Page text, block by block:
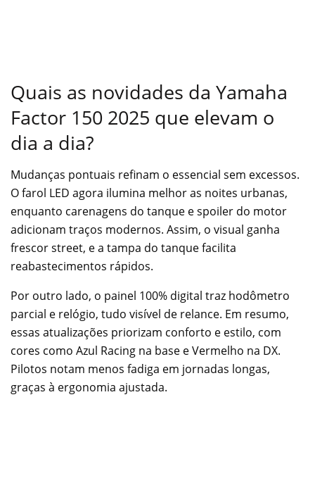
Quais as novidades da Yamaha
Factor 150 2025 que elevam o
dia a dia?
Mudanças pontuais refinam o essencial sem excessos.
O farol LED agora ilumina melhor as noites urbanas,
enquanto carenagens do tanque e spoiler do motor
adicionam traços modernos. Assim, o visual ganha
frescor street, e a tampa do tanque facilita
reabastecimentos rápidos.
Por outro lado, o painel 100% digital traz hodômetro
parcial e relógio, tudo visível de relance. Em resumo,
essas atualizações priorizam conforto e estilo, com
cores como Azul Racing na base e Vermelho na DX.
Pilotos notam menos fadiga em jornadas longas,
graças à ergonomia ajustada.